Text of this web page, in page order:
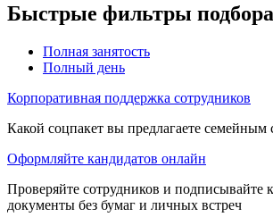
Быстрые фильтры
Полная занятость
Полный день
Корпоративная поддержка сотрудников
Какой соцпакет вы предлагаете семейным
Оформляйте кандидатов онлайн
Проверяйте сотрудников и подписывайте
документы без бумаг и личных встреч